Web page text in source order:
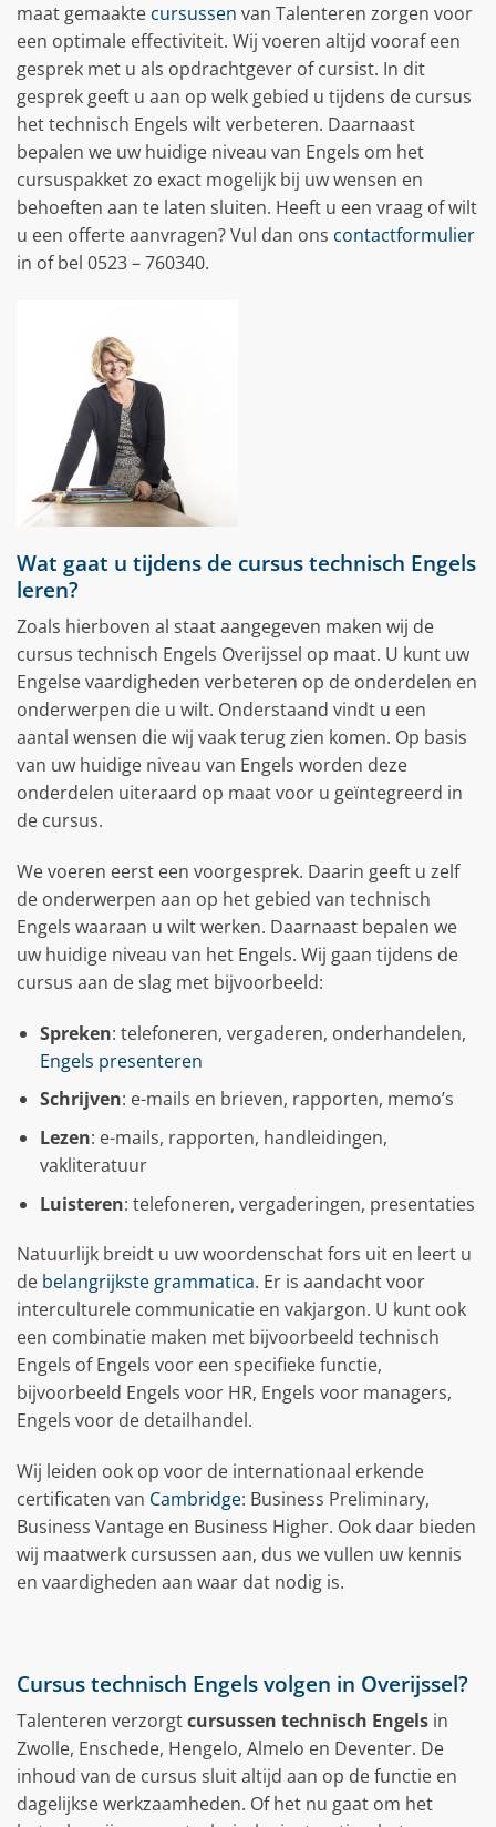
maat gemaakte cursussen van Talenteren zorgen voor
een optimale effectiviteit. Wij voeren altijd vooraf een
gesprek met u als opdrachtgever of cursist. In dit
gesprek geeft u aan op welk gebied u tijdens de cursus
het technisch Engels wilt verbeteren. Daarnaast
bepalen we uw huidige niveau van Engels om het
cursuspakket zo exact mogelijk bij uw wensen en
behoeften aan te laten sluiten. Heeft u een vraag of wilt
u een offerte aanvragen? Vul dan ons contactformulier
in of bel 0523 – 760340.
Wat gaat u tijdens de cursus technisch Engels
leren?
Zoals hierboven al staat aangegeven maken wij de
cursus technisch Engels Overijssel op maat. U kunt uw
Engelse vaardigheden verbeteren op de onderdelen en
onderwerpen die u wilt. Onderstaand vindt u een
aantal wensen die wij vaak terug zien komen. Op basis
van uw huidige niveau van Engels worden deze
onderdelen uiteraard op maat voor u geïntegreerd in
de cursus.
We voeren eerst een voorgesprek. Daarin geeft u zelf
de onderwerpen aan op het gebied van technisch
Engels waaraan u wilt werken. Daarnaast bepalen we
uw huidige niveau van het Engels. Wij gaan tijdens de
cursus aan de slag met bijvoorbeeld:
Spreken: telefoneren, vergaderen, onderhandelen,
Engels presenteren
Schrijven: e-mails en brieven, rapporten, memo’s
Lezen: e-mails, rapporten, handleidingen,
vakliteratuur
Luisteren: telefoneren, vergaderingen, presentaties
Natuurlijk breidt u uw woordenschat fors uit en leert u
de belangrijkste grammatica. Er is aandacht voor
interculturele communicatie en vakjargon. U kunt ook
een combinatie maken met bijvoorbeeld technisch
Engels of Engels voor een specifieke functie,
bijvoorbeeld Engels voor HR, Engels voor managers,
Engels voor de detailhandel.
Wij leiden ook op voor de internationaal erkende
certificaten van Cambridge: Business Preliminary,
Business Vantage en Business Higher. Ook daar bieden
wij maatwerk cursussen aan, dus we vullen uw kennis
en vaardigheden aan waar dat nodig is.
Cursus technisch Engels volgen in Overijssel?
Talenteren verzorgtcursussen technisch Engels in
Zwolle, Enschede, Hengelo, Almelo en Deventer. De
inhoud van de cursus sluit altijd aan op de functie en
dagelijkse werkzaamheden. Of het nu gaat om het